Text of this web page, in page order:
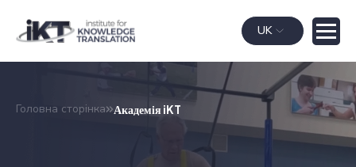
UK
Головна сторінка Академія iKT